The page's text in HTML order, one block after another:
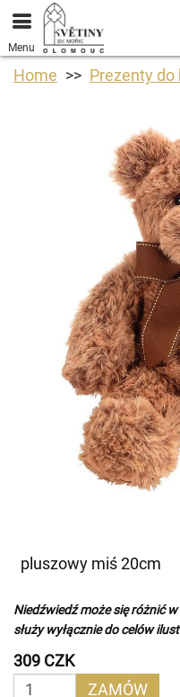
Menu
Home Prezenty
pluszowy miś 20cm
Niedźwiedź może się różnić
służy wyłącznie do celów
309 CZK
ZAMÓW